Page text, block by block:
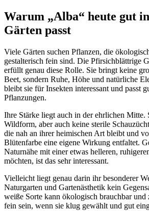
Warum „Alba“ heute gut
Gärten passt
Viele Gärten suchen Pflanzen, die
gestalterisch fein sind. Die Pfirsichblättrige
erfüllt genau diese Rolle. Sie bringt keine
Beet, sondern Ruhe, Höhe und natürliche
bleibt sie für Insekten interessant und passt
Pflanzungen.
Ihre Stärke liegt auch in der ehrlichen Mitte.
Wildform, aber auch keine sterile
die nah an ihrer heimischen Art bleibt und
Blütenfarbe eine eigene Wirkung entfaltet.
Naturnähe mit einer etwas helleren,
möchten, ist das sehr interessant.
Vielleicht liegt genau darin ihr besonderer
Naturgarten und Gartenästhetik kein
weiße Sorte kann ökologisch brauchbar und
fein sein, wenn sie klug gewählt und gut